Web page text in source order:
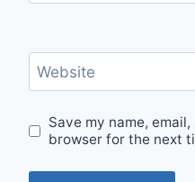
Website
Save my name,
browser for the next